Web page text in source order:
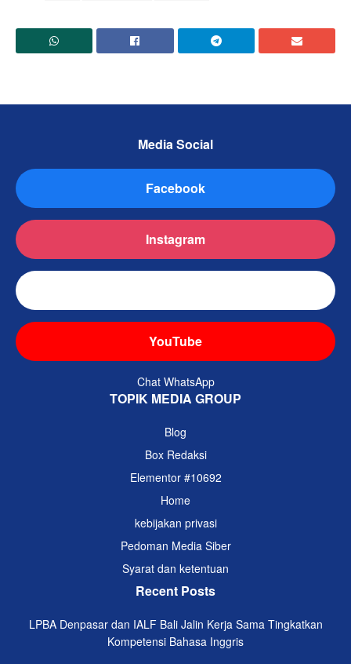
Media Social
Facebook
Instagram
YouTube
Chat WhatsApp
TOPIK MEDIA GROUP
Blog
Box Redaksi
Elementor #10692
Home
kebijakan privasi
Pedoman Media Siber
Syarat dan ketentuan
Recent Posts
LPBA Denpasar dan IALF Bali Jalin Kerja Sama Tingkatkan
Kompetensi Bahasa Inggris